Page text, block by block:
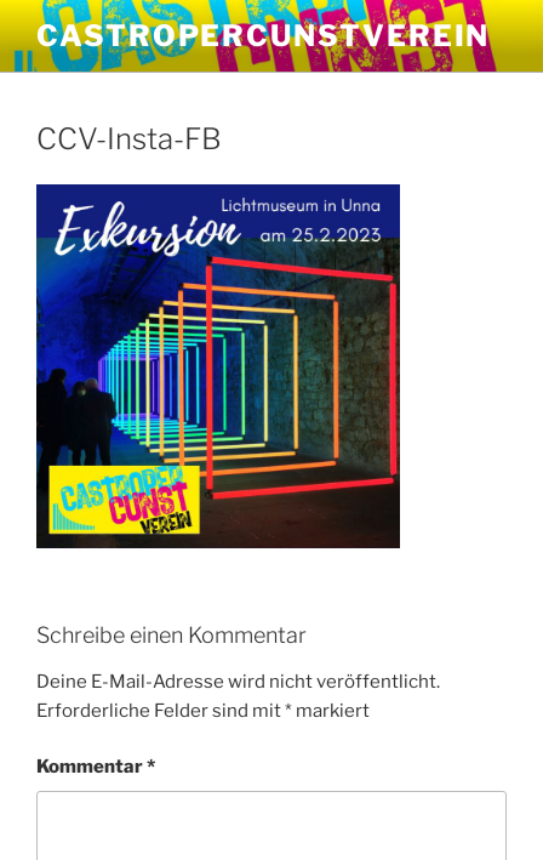
Inhalt
springen
CASTROPERCUNSTVEREIN
CCV-Insta-FB
Schreibe einen Kommentar
Deine E-Mail-Adresse wird nicht veröffentlicht.
Erforderliche Felder sind mit* markiert
Kommentar*